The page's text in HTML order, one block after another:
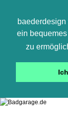
ein
zu